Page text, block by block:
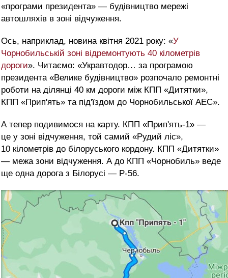
«програми президента» — будівництво мережі
автошляхів в зоні відчуження.
Ось, наприклад, новина квітня 2021 року: «У
Чорнобильській зоні відремонтують 40 кілометрів
дороги». Читаємо: «Укравтодор… за програмою
президента «Велике будівництво» розпочало ремонтні
роботи на ділянці 40 км дороги між КПП «Дитятки»,
КПП «Прип'ять» та під'їздом до Чорнобильської АЕС».
А тепер подивимося на карту. КПП «Прип'ять-1» —
це у зоні відчуження, той самий «Рудий ліс»,
10 кілометрів до білоруського кордону. КПП «Дитятки»
— межа зони відчуження. А до КПП «Чорнобиль» веде
ще одна дорога з Білорусі — Р-56.